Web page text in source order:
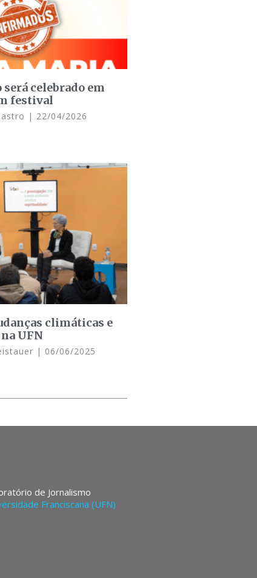
celebrado em
festival
22/04/2026
climáticas e
UFN
06/06/2025
de Jornalismo
Franciscana (UFN)